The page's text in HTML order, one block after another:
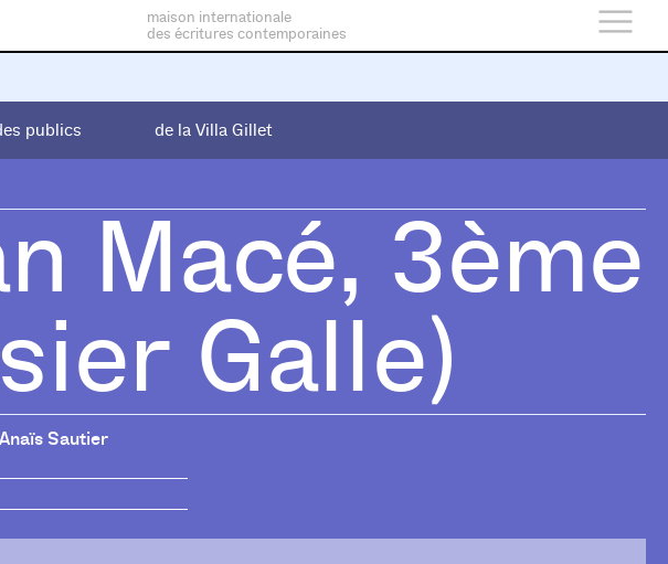
maison internationale
des écritures contemporaines
publics de la Villa Gillet
publics de la Villa Gillet
Macé, 3ème
Galle)
Anaïs Sautier